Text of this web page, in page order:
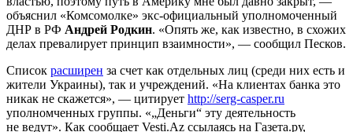
объяснил «Комсомолке» экс-официальный уполномоченный
ДНР в РФ Андрей Родкин. «Опять же, как известно, в схожих
делах превалирует принцип взаимности», — сообщил Песков.
Список расширен за счет как отдельных лиц (среди них есть и
жители Украины), так и учреждений. «На клиентах банка это
никак не скажется», — цитирует http://serg-casper.ru
уполномченных группы. «„Деньги“ эту деятельность
не ведут». Как сообщает Vesti.Az ссылаясь на Газета.ру,